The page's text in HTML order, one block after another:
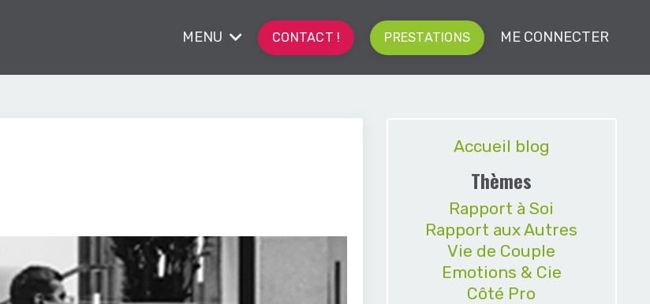
MENU CONTACT ! PRESTATIONS ME CONNECTER
Accueil blog
Thèmes
Rapport à Soi
Rapport aux Autres
Vie de Couple
Emotions & Cie
Côté Pro